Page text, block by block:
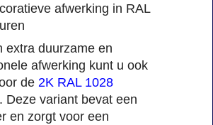
afwerking in RAL
extra duurzame en
afwerking kunt u ook
de 2K RAL 1028
. Deze variant bevat een
en zorgt voor een